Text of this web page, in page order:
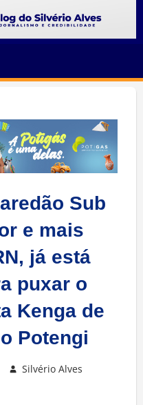
Sub
e mais
já está
puxar o
Kenga de
Potengi
Silvério Alves